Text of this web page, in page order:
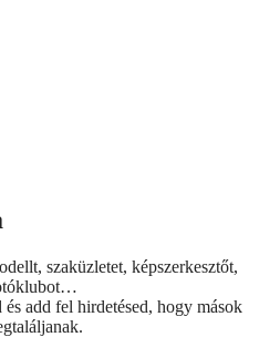
szaküzletet, képszerkesztőt,
add fel hirdetésed, hogy mások